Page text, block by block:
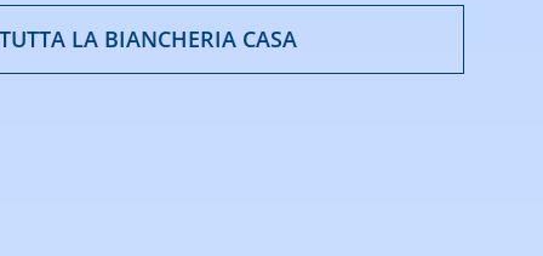
LA BIANCHERIA CASA